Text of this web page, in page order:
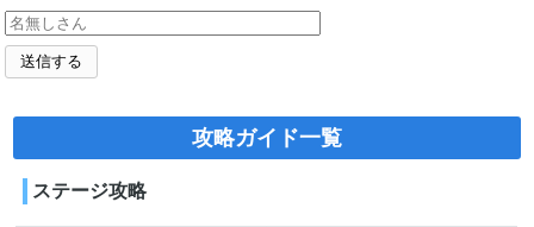
攻略ガイド一覧
ステージ攻略